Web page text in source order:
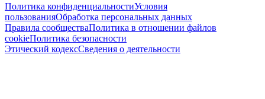
Политика конфиденциальностиУсловия
пользованияОбработка персональных данных
Правила сообществаПолитика в отношении файлов
cookieПолитика безопасности
Этический кодексСведения о деятельности